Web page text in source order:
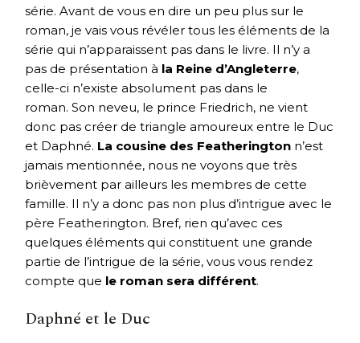
série. Avant de vous en dire un peu plus sur le
roman, je vais vous révéler tous les éléments de la
série qui n’apparaissent pas dans le livre. Il n’y a
pas de présentation à la Reine d’Angleterre,
celle-ci n’existe absolument pas dans le
roman. Son neveu, le prince Friedrich, ne vient
donc pas créer de triangle amoureux entre le Duc
et Daphné. La cousine des Featherington n’est
jamais mentionnée, nous ne voyons que très
brièvement par ailleurs les membres de cette
famille. Il n’y a donc pas non plus d’intrigue avec le
père Featherington. Bref, rien qu’avec ces
quelques éléments qui constituent une grande
partie de l’intrigue de la série, vous vous rendez
compte que le roman sera différent.
Daphné et le Duc